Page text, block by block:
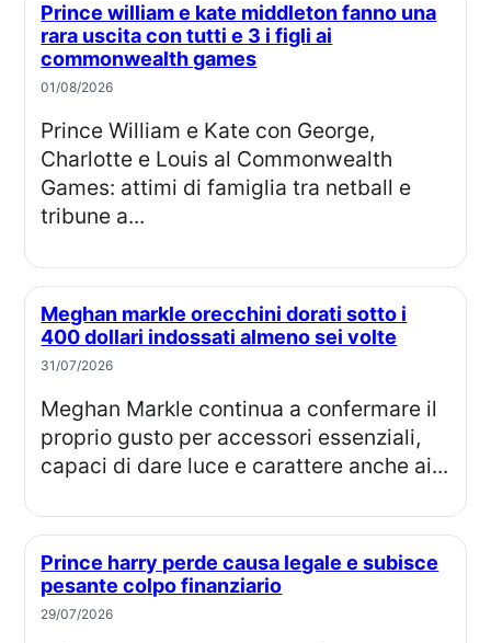
Prince william e kate middleton fanno una
rara uscita con tutti e 3 i figli ai
commonwealth games
01/08/2026
Prince William e Kate con George,
Charlotte e Louis al Commonwealth
Games: attimi di famiglia tra netball e
tribune a...
Meghan markle orecchini dorati sotto i
400 dollari indossati almeno sei volte
31/07/2026
Meghan Markle continua a confermare il
proprio gusto per accessori essenziali,
capaci di dare luce e carattere anche ai...
Prince harry perde causa legale e subisce
pesante colpo finanziario
29/07/2026